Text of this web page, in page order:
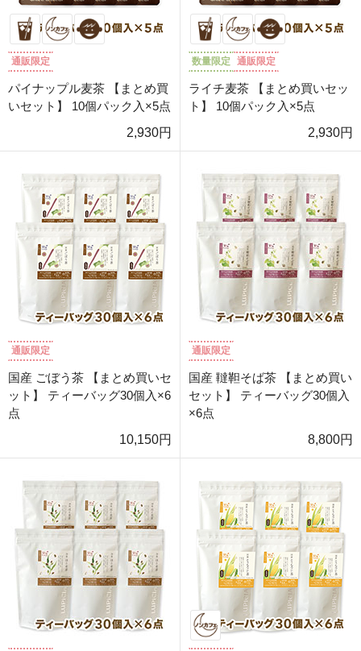
通販限定
パイナップル麦茶 【まとめ買
いセット】 10個パック入×5点
2,930円
数量限定 通販限定
ライチ麦茶 【まとめ買いセッ
ト】 10個パック入×5点
2,930円
通販限定
国産 ごぼう茶 【まとめ買いセ
ット】 ティーバッグ30個入×6
点
10,150円
通販限定
国産 韃靼そば茶 【まとめ買い
セット】 ティーバッグ30個入
×6点
8,800円